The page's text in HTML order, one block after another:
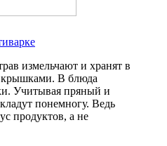
измельчают и хранят в
крышками. В блюда
Учитывая пряный и
понемногу. Ведь
продуктов, а не